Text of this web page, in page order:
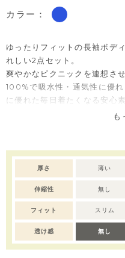
カラー：
ゆったりフィットの長袖ボデ
れしい2点セット。
爽やかなピクニックを連想さ
100%で吸水性・通気性に優
に優れた毎日着たくなる安心
大事なお子さまの着心地とス
るので動きやすさも抜群です
出産準備用のほかに、出産祝
ばれるセットアイテムです。
※全サイズ：ボディスーツは
す。
※撮影･モニター環境等によ
場合がございます。
も
厚さ 薄い
伸縮性 無し
フィット スリム
透け感 無し